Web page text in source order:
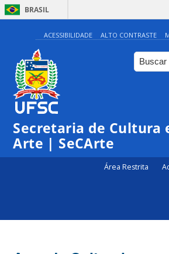
BRASIL
ACESSIBILIDADE ALTO CONTRASTE
Secretaria de Cultura
Arte | SeCArte
Área Restrita
0:00
1:00